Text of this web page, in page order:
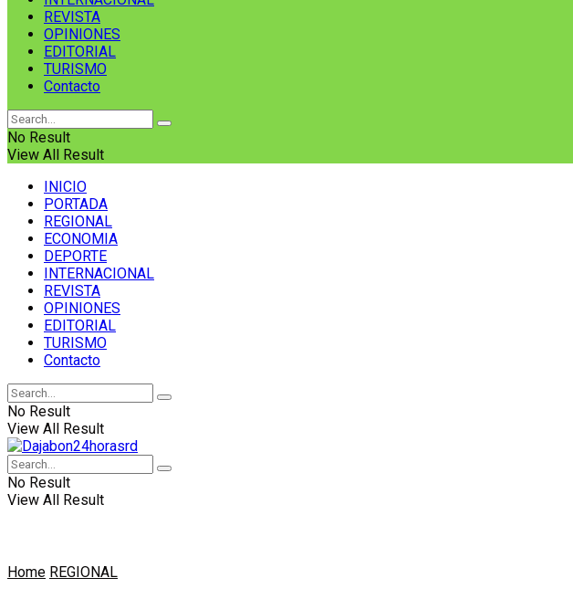
REVISTA
OPINIONES
EDITORIAL
TURISMO
Contacto
No Result
View All Result
INICIO
PORTADA
REGIONAL
ECONOMIA
DEPORTE
INTERNACIONAL
REVISTA
OPINIONES
EDITORIAL
TURISMO
Contacto
No Result
View All Result
No Result
View All Result
Home REGIONAL